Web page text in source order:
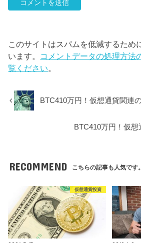
このサイトはスパムを低減するため
います。 コメントデータの処理方法
覧ください。
BTC410万円！仮想通貨関連
BTC410万円！仮想
RECOMMEND こちらの記事も人気です。
仮想通貨投資